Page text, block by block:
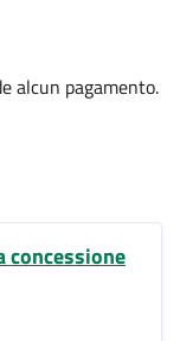
alcun pagamento.
concessione